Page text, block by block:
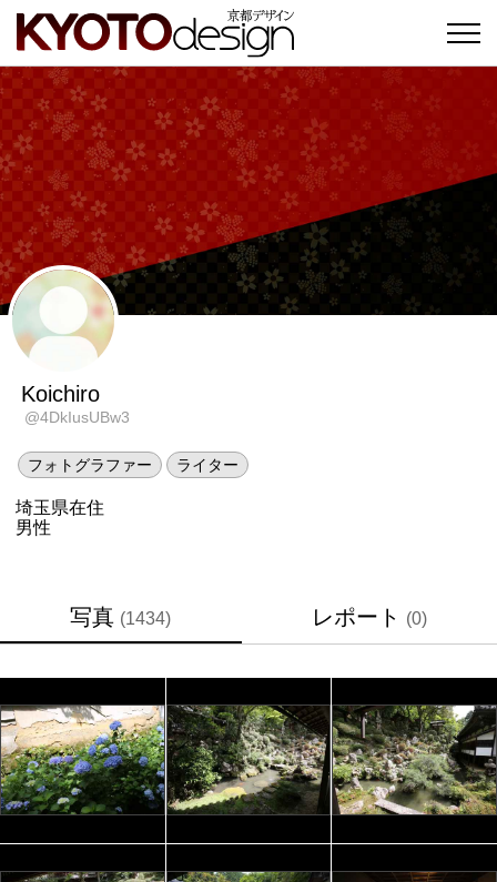
Koichiro
@4DkIusUBw3
フォトグラファー ライター
埼玉県在住
男性
写真 (1434) レポート (0)